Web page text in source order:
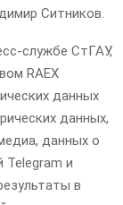
Ситников.
службе СтГАУ,
RAEX
данных
данных,
данных о
Telegram и
в